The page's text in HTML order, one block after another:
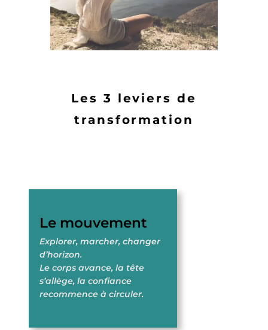
Les 3 leviers de
transformation
Le mouvement
Explorer, marcher, changer
d’horizon.
Le corps avance, la tête
s’allège, la confiance
recommence à circuler.